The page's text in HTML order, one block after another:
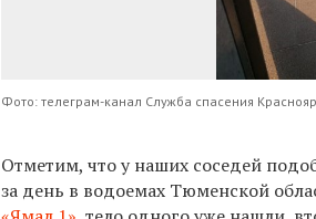
Фото: телеграм-канал Служба спасения
Отметим, что у наших соседей
за день в водоемах Тюменской